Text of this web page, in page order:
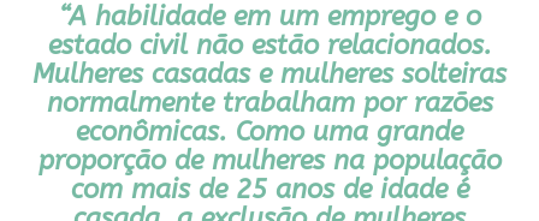
“A habilidade em um emprego e o
estado civil não estão relacionados.
Mulheres casadas e mulheres solteiras
normalmente trabalham por razões
econômicas. Como uma grande
proporção de mulheres na população
com mais de 25 anos de idade é